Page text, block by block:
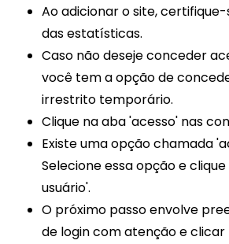
Ao adicionar o site,
das estatísticas.
Caso não deseje conceder
você tem a opção de
irrestrito temporário.
Clique na aba 'acesso' nas
Existe uma opção chamada
Selecione essa opção e
usuário'.
O próximo passo envolve
de login com atenção e clicar